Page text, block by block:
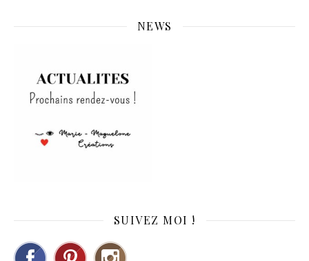
NEWS
SUIVEZ MOI !